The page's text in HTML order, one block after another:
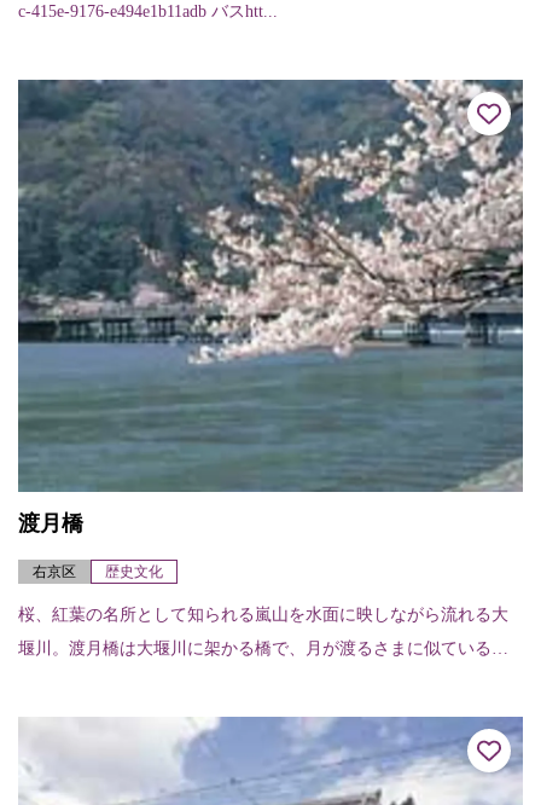
c-415e-9176-e494e1b11adb バスhtt...
渡月橋
右京区 歴史文化
桜、紅葉の名所として知られる嵐山を水面に映しながら流れる大
堰川。渡月橋は大堰川に架かる橋で、月が渡るさまに似ていると
和9年（1934）に...